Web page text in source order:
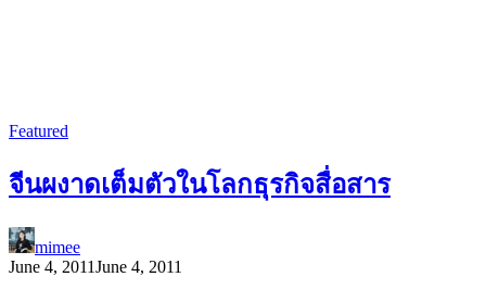
Featured
จีนผงาดเต็มตัวในโลกธุรกิจสื่อสาร
mimee
June 4, 2011June 4, 2011